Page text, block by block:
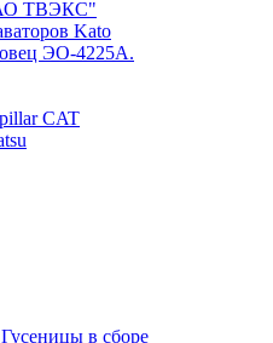
ТВЭКС"
Kato
ЭО-4225А.
CAT
в сборе